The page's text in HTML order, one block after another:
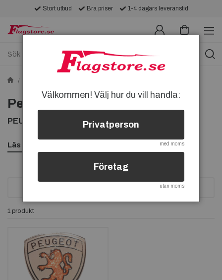
Stort utbud Bra priser 1-4 dagars leveranstid
Peugeot-pins
PEUGEOT PINS, KÖP PIN MED PEUGEOT PÅ
Läs mer
1 produkt
Välkommen! Välj hur du vill handla:
Privatperson
med moms
Företag
utan moms